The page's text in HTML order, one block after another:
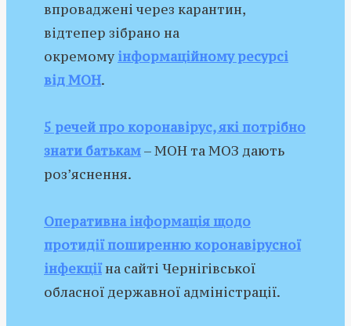
впроваджені через карантин,
відтепер зібрано на
окремому інформаційному ресурсі
від МОН.
5 речей про коронавірус, які потрібно
знати батькам– МОН та МОЗ дають
роз’яснення.
Оперативна інформація щодо
протидії поширенню коронавірусної
інфекціїна сайті Чернігівської
обласної державної адміністрації.